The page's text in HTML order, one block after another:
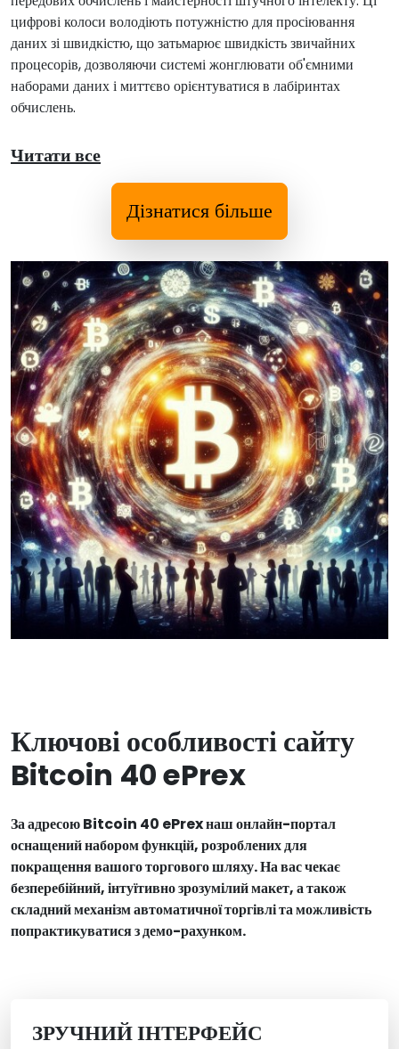
цифрові колоси володіють потужністю для просіювання
даних зі швидкістю, що затьмарює швидкість звичайних
процесорів, дозволяючи системі жонглювати об'ємними
наборами даних і миттєво орієнтуватися в лабіринтах
обчислень.
Читати все
Дізнатися більше
Ключові особливості сайту
Bitcoin 40 ePrex
За адресою Bitcoin 40 ePrex наш онлайн-портал
оснащений набором функцій, розроблених для
покращення вашого торгового шляху. На вас чекає
безперебійний, інтуїтивно зрозумілий макет, а також
складний механізм автоматичної торгівлі та можливість
попрактикуватися з демо-рахунком.
ЗРУЧНИЙ ІНТЕРФЕЙС